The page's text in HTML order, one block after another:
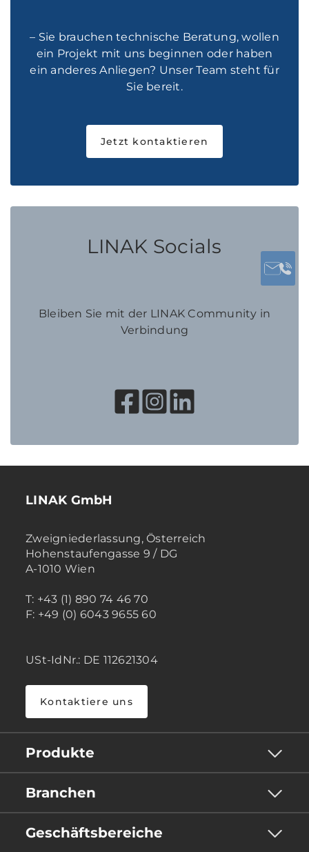
– Sie brauchen technische Beratung, wollen
ein Projekt mit uns beginnen oder haben
ein anderes Anliegen? Unser Team steht für
Sie bereit.
Jetzt kontaktieren
LINAK Socials
Bleiben Sie mit der LINAK Community in
Verbindung
LINAK GmbH
Zweigniederlassung, Österreich
Hohenstaufengasse 9 / DG
A-1010 Wien
T: +43 (1) 890 74 46 70
F: +49 (0) 6043 9655 60
USt-IdNr.: DE 112621304
Kontaktiere uns
Produkte
Branchen
Geschäftsbereiche